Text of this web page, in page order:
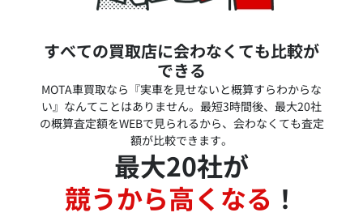
すべての買取店に会わなくても比較が
できる
MOTA車買取なら『実車を見せないと概算すらわからな
い』なんてことはありません。最短3時間後、最大20社
の概算査定額をWEBで見られるから、会わなくても査定
額が比較できます。
最大20社が
競うから高くなる ！